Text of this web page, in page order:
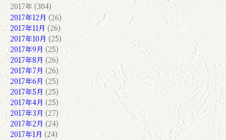
2017年 (304)
2017年12月 (26)
2017年11月 (26)
2017年10月 (25)
2017年9月 (25)
2017年8月 (26)
2017年7月 (26)
2017年6月 (25)
2017年5月 (25)
2017年4月 (25)
2017年3月 (27)
2017年2月 (24)
2017年1月 (24)